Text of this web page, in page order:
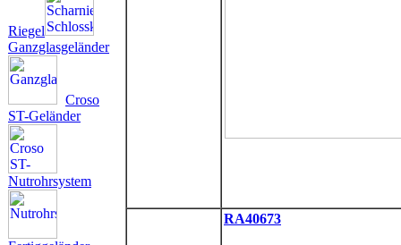
Riegel
Ganzglasgeländer
Croso
ST-Geländer
Nutrohrsystem
RA40673